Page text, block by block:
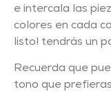
e intercala las
colores en cada
listo! tendrás un
Recuerda que
tono que